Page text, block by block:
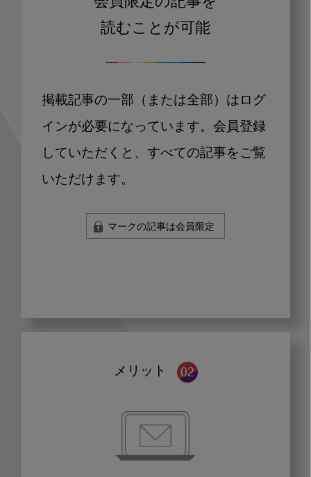
読むことが可能
掲載記事の一部（または全部）はログ
インが必要になっています。会員登録
していただくと、すべての記事をご覧
いただけます。
マークの記事は会員限定
メリット